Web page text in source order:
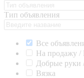
Тип объявления
Все
На продажу /
Добрые руки
Вязка